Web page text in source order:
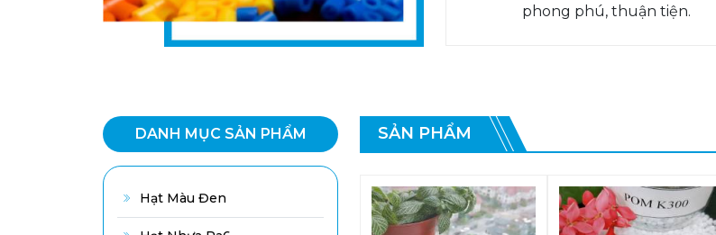
phong phú, thuận tiện.
DANH MỤC SẢN PHẨM
Hạt Màu Đen
SẢN PHẨM